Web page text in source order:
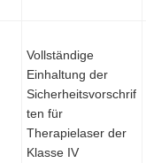
Vollständige
Einhaltung der
Sicherheitsvorschrif
ten für
Therapielaser der
Klasse IV